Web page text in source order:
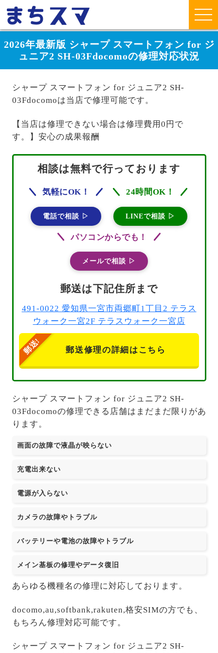
2026年最新版 シャープ スマートフォン for ジ
ュニア2 SH-03Fdocomoの修理対応状況
シャープ スマートフォン for ジュニア2 SH-
03Fdocomoは当店で修理可能です。
【当店は修理できない場合は修理費用0円で
す。】安心の成果報酬
相談は無料で行っております
気軽にOK！
電話で相談 ▷
24時間OK！
LINEで相談 ▷
パソコンからでも！
メールで相談 ▷
郵送は下記住所まで
491-0022 愛知県一宮市両郷町1丁目2 テラス
ウォーク一宮2F テラスウォーク一宮店
郵送修理の詳細はこちら
シャープ スマートフォン for ジュニア2 SH-
03Fdocomoの修理できる店舗はまだまだ限りがあ
ります。
画面の故障で液晶が映らない
充電出来ない
電源が入らない
カメラの故障やトラブル
バッテリーや電池の故障やトラブル
メイン基板の修理やデータ復旧
あらゆる機種名の修理に対応しております。
docomo,au,softbank,rakuten,格安SIMの方でも、
もちろん修理対応可能です。
シャープ スマートフォン for ジュニア2 SH-